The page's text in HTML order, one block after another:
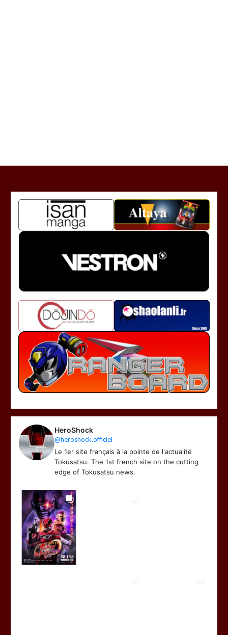
HeroShock
@heroshock.officiel
Le 1er site français à la pointe de l'actualité
Tokusatsu. The 1st french site on the cutting
edge of Tokusatsu news.